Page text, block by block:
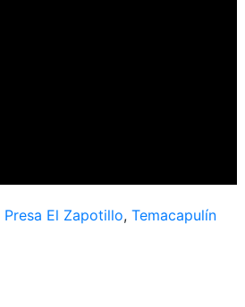
Presa El Zapotillo, Temacapulín